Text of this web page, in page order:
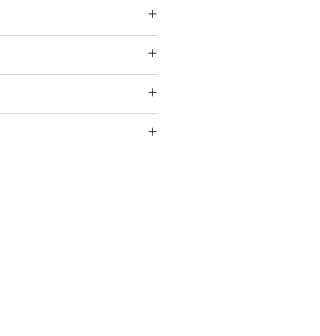
al fondo. Sin embargo, si se
con otros peces, se debe
corys.
preparados están formuladas
y son una excelente opción
que esta especie está activa
dejar caer algunas tabletas
Siempre trate de
en grupos, ya que son mucho
presencia de congéneres. Un
amazónico.
(mín.):45 x 30 x 30cm
Panda son:
20 – 25 ºC
en él en busca de
con una mala calidad del
en todo el acuario.
del agua bajo control. Estos